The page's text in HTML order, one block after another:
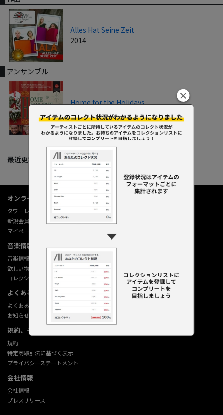
Alles Hat Seine Zeit
2014
アンサンブル
Home for the Holidays
2017
最近更新してくれた人たち
オンラインショップ情報
タワーレコード オンライン
新規会員登録
マイページ
音楽情報データベース
音楽情報データベース
欲しい物リストの使い方
コレクション機能の使い方
よくあるご質問 (Q&A)
よくあるご質問 (Q&A)
お知らせ
規約、その他
規約
特定商取引法に基づく表示
プライバシーステートメント
会社情報
会社情報
プレスリリース